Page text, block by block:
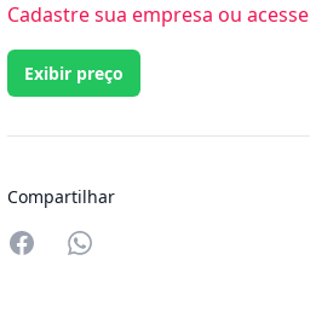
Cadastre sua empresa ou
Exibir preço
Compartilhar
Compartilhar no